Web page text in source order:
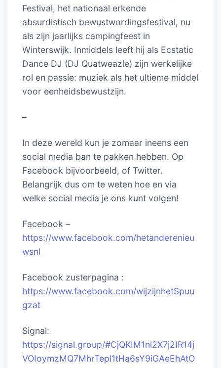
Festival, het nationaal erkende
absurdistisch bewustwordingsfestival, nu
als zijn jaarlijks campingfeest in
Winterswijk. Inmiddels leeft hij als Ecstatic
Dance DJ (DJ Quatweazle) zijn werkelijke
rol en passie: muziek als het ultieme middel
voor eenheidsbewustzijn.
–
In deze wereld kun je zomaar ineens een
social media ban te pakken hebben. Op
Facebook bijvoorbeeld, of Twitter.
Belangrijk dus om te weten hoe en via
welke social media je ons kunt volgen!
Facebook –
https://www.facebook.com/hetanderenieu
wsnl
Facebook zusterpagina :
https://www.facebook.com/wijzijnhetSpuu
gzat
Signal:
https://signal.group/#CjQKIM1nl2X7j2IR14j
VOIoymzMQ7MhrTepl1tHa6sY9iGAeEhAtO